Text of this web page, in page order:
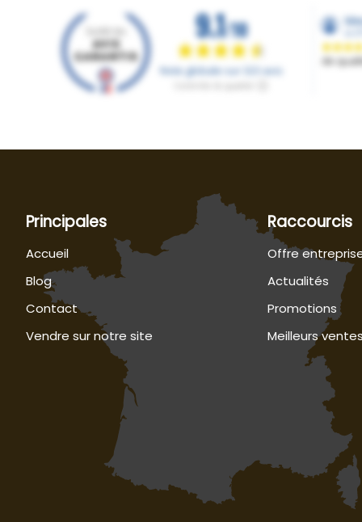
Principales
Accueil
Blog
Contact
Vendre sur notre site
Raccourcis
Offre
Actualités
Promotions
Meilleurs ventes